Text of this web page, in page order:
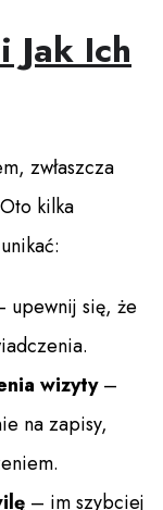
Jak Ich
zwłaszcza
kilka
się, że
wizyty–
na zapisy,
– im szybciej